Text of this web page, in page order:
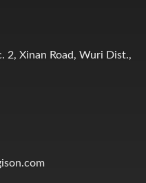
2, Xinan Road, Wuri Dist.,